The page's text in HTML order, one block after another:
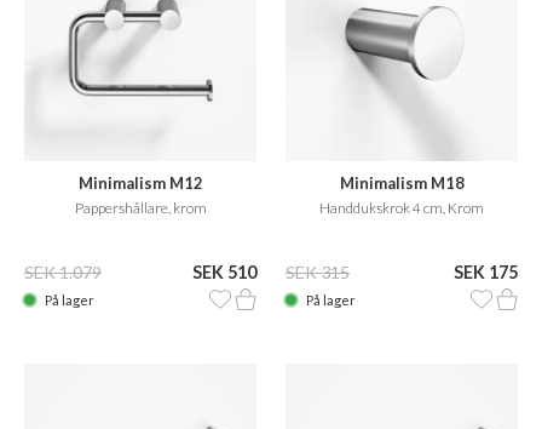
Minimalism M12
Pappershållare, krom
SEK 1.079 SEK 510
På lager
Minimalism M18
Handdukskrok 4 cm, Krom
SEK 315 SEK 175
På lager